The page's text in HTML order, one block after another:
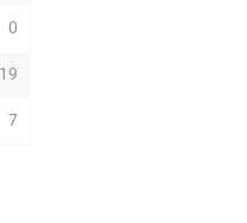
0
19
7